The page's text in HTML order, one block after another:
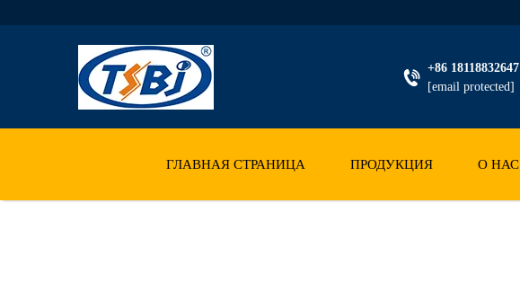
+86 18118832647
[email protected]
ГЛАВНАЯ СТРАНИЦА ПРОДУКЦИЯ О НАС